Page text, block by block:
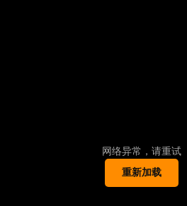
网络异常，请重试
重新加载